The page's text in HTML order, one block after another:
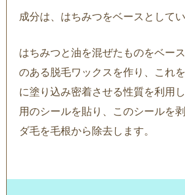
成分は、はちみつをベースとしてい
はちみつと油を混ぜたものをベー
のある脱毛ワックスを作り、これ
に塗り込み密着させる性質を利用
用のシールを貼り、このシールを
ダ毛を毛根から除去します。